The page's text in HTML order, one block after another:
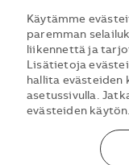
Käytämme
paremman
liikennettä ja
Lisätietoja
hallita evästeiden
asetussivulla.
evästeiden käytön.